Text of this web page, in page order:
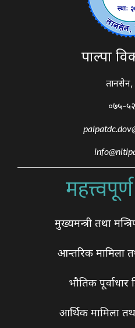
पाल्पा
तानसेन,
०७५-
मुख्यमन्त्री तथा
आन्तरिक मामिला
भौतिक पूर्वाधार
आर्थिक मामिला